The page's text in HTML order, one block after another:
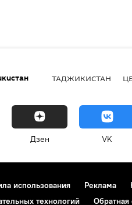
ТАДЖИКИСТАН
Дзен VK
использования Реклама
технологий
Обратная